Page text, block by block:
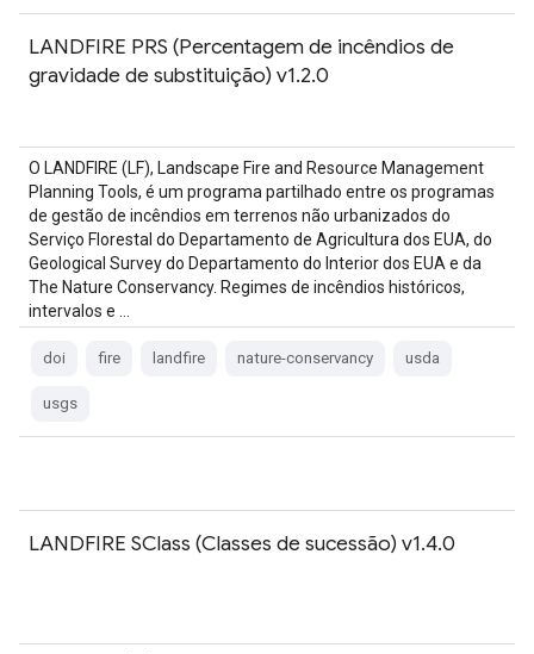
LANDFIRE PRS (Percentagem de incêndios de
gravidade de substituição) v1.2.0
O LANDFIRE (LF), Landscape Fire and Resource Management
Planning Tools, é um programa partilhado entre os programas
de gestão de incêndios em terrenos não urbanizados do
Serviço Florestal do Departamento de Agricultura dos EUA, do
Geological Survey do Departamento do Interior dos EUA e da
The Nature Conservancy. Regimes de incêndios históricos,
intervalos e …
doi fire landfire nature-conservancy usda
usgs
LANDFIRE SClass (Classes de sucessão) v1.4.0